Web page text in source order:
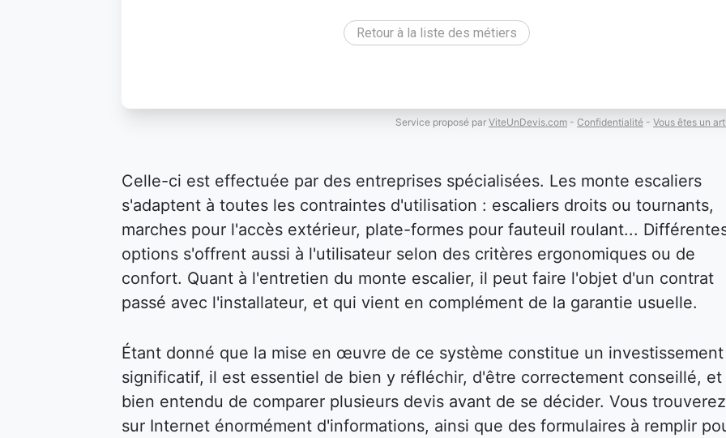
Retour à la liste des métiers
Service proposé par ViteUnDevis.com - Confidentialité - Vous êtes un
Celle-ci est effectuée par des entreprises spécialisées. Les monte escaliers
s'adaptent à toutes les contraintes d'utilisation : escaliers droits ou tournants,
marches pour l'accès extérieur, plate-formes pour fauteuil roulant...
options s'offrent aussi à l'utilisateur selon des critères ergonomiques ou de
confort. Quant à l'entretien du monte escalier, il peut faire l'objet d'un contrat
passé avec l'installateur, et qui vient en complément de la garantie usuelle.
Étant donné que la mise en œuvre de ce système constitue un investissement
significatif, il est essentiel de bien y réfléchir, d'être correctement conseillé, et
bien entendu de comparer plusieurs devis avant de se décider. Vous trouverez
sur Internet énormément d'informations, ainsi que des formulaires à remplir